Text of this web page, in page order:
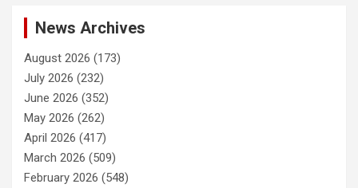
News Archives
August 2026 (173)
July 2026 (232)
June 2026 (352)
May 2026 (262)
April 2026 (417)
March 2026 (509)
February 2026 (548)